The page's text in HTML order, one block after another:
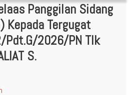
Panggilan Sidang
Kepada Tergugat
Pdt.G/2026/PN Tlk
S.